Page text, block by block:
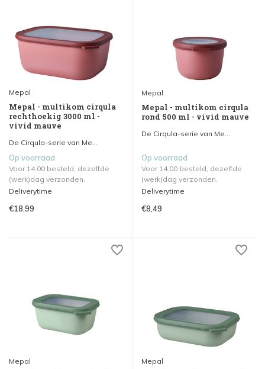
Mepal
Mepal - multikom cirqula
rechthoekig 3000 ml -
vivid mauve
De Cirqula-serie van Me...
Op voorraad
Voor 14.00 besteld, dezelfde
(werk)dag verzonden.
Deliverytime
€18,99
Mepal
Mepal - multikom cirqula
rond 500 ml - vivid mauve
De Cirqula-serie van Me...
Op voorraad
Voor 14.00 besteld, dezelfde
(werk)dag verzonden.
Deliverytime
€8,49
Mepal Mepal